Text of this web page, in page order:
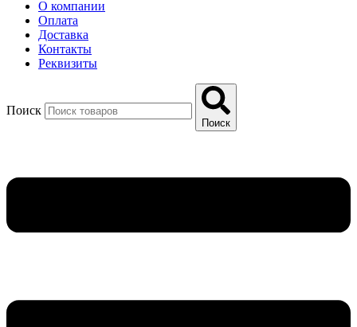
О компании
Оплата
Доставка
Контакты
Реквизиты
Поиск
Поиск